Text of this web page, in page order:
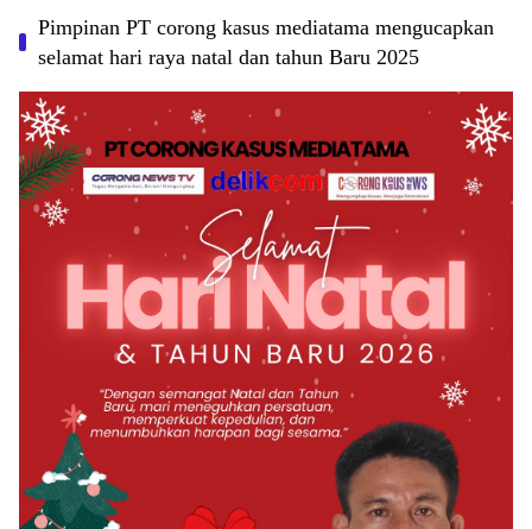
Pimpinan PT corong kasus mediatama mengucapkan
selamat hari raya natal dan tahun Baru 2025